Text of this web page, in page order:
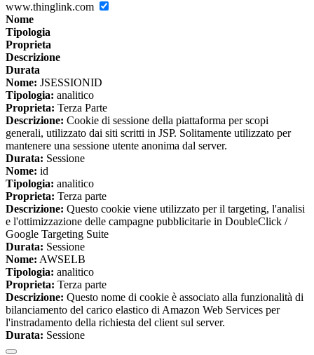
www.thinglink.com
Nome
Tipologia
Proprieta
Descrizione
Durata
Nome: JSESSIONID
Tipologia: analitico
Proprieta: Terza Parte
Descrizione: Cookie di sessione della piattaforma per scopi
generali, utilizzato dai siti scritti in JSP. Solitamente utilizzato per
mantenere una sessione utente anonima dal server.
Durata: Sessione
Nome: id
Tipologia: analitico
Proprieta: Terza parte
Descrizione: Questo cookie viene utilizzato per il targeting, l'analisi
e l'ottimizzazione delle campagne pubblicitarie in DoubleClick /
Google Targeting Suite
Durata: Sessione
Nome: AWSELB
Tipologia: analitico
Proprieta: Terza parte
Descrizione: Questo nome di cookie è associato alla funzionalità di
bilanciamento del carico elastico di Amazon Web Services per
l'instradamento della richiesta del client sul server.
Durata: Sessione